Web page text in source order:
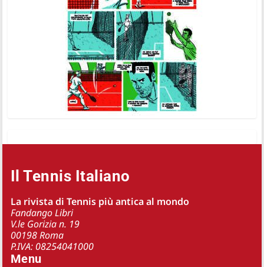
Il Tennis Italiano
La rivista di Tennis più antica al mondo
Fandango Libri
V.le Gorizia n. 19
00198 Roma
P.IVA: 08254041000
Menu